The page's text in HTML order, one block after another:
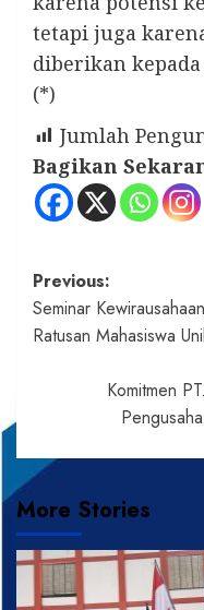
tetapi juga
diberikan
(*)
Jumlah
Bagikan
Post
navigation
Previous:
Seminar
Ratusan Mahasiswa
Komitmen
More Stories